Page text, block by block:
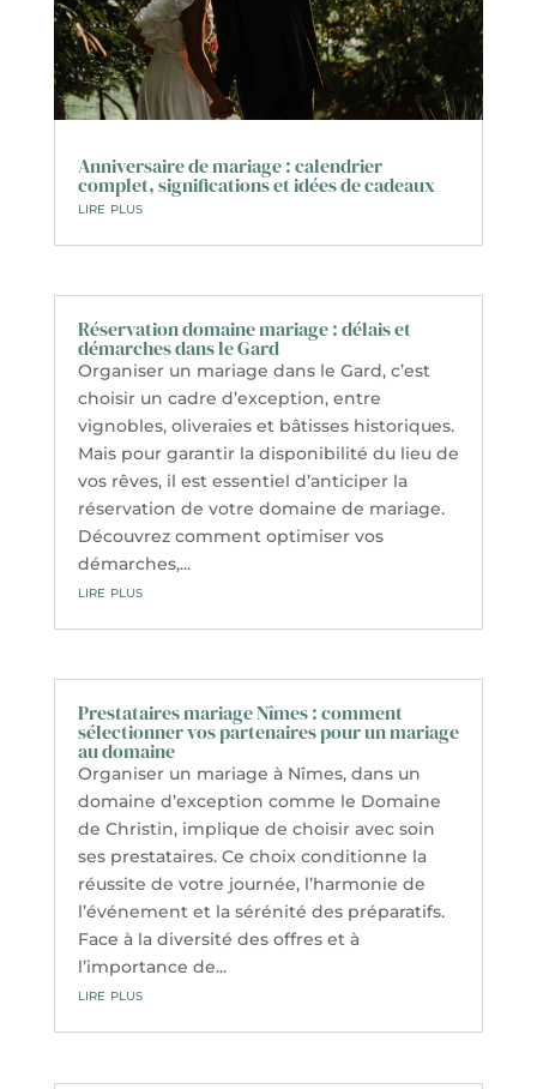
Anniversaire de mariage : calendrier
complet, significations et idées de cadeaux
lire plus
Réservation domaine mariage : délais et
démarches dans le Gard
Organiser un mariage dans le Gard, c’est
choisir un cadre d’exception, entre
vignobles, oliveraies et bâtisses historiques.
Mais pour garantir la disponibilité du lieu de
vos rêves, il est essentiel d’anticiper la
réservation de votre domaine de mariage.
Découvrez comment optimiser vos
démarches,...
lire plus
Prestataires mariage Nîmes : comment
sélectionner vos partenaires pour un mariage
au domaine
Organiser un mariage à Nîmes, dans un
domaine d’exception comme le Domaine
de Christin, implique de choisir avec soin
ses prestataires. Ce choix conditionne la
réussite de votre journée, l’harmonie de
l’événement et la sérénité des préparatifs.
Face à la diversité des offres et à
l’importance de...
lire plus